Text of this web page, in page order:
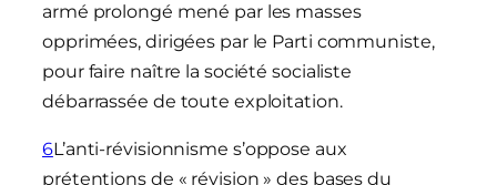
armé prolongé mené par les masses
opprimées, dirigées par le Parti communiste,
pour faire naître la société socialiste
débarrassée de toute exploitation.
6L’anti-révisionnisme s’oppose aux
prétentions de « révision » des bases du